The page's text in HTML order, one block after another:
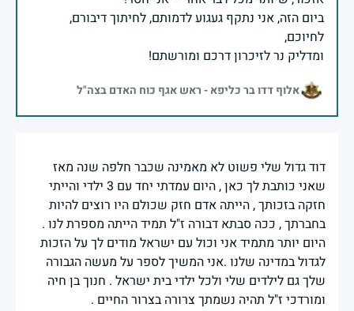
ביום הזה, אני נתקף געגוע לדמותם, לחיתוך דיבורם,
ומדליק נר לזיכרון דרכם ומורשתם!
אלוף דדו בר כליפא - ראש אגף כוח האדם בצה"ל
דוד גדול שלי פשוט לא מאמינה שכבר חלפה שנה מאז
שאני כותבת לך כאן , היום עמדתי יחד עם 3 ילדי והייתי
חזקה בזכותך , הייתה אדם חזק שכולם היו רוצים להיות
בחברתך , ככה סבתא דבורה ז"ל תמיד הייתה מספרת לנו .
היום יותר מתמיד אני וכול עם ישראל מודים לך על הזכות
לגדול במדינה שלנו .אני המשיך לספר על מעשה הגבורה
שלך גם לילדים שלי ולכל ילדי בית ישראל . חנוך בן חיה
ומורדכי ז"ל תהיה נשמתך צרורה בצרור החיים .